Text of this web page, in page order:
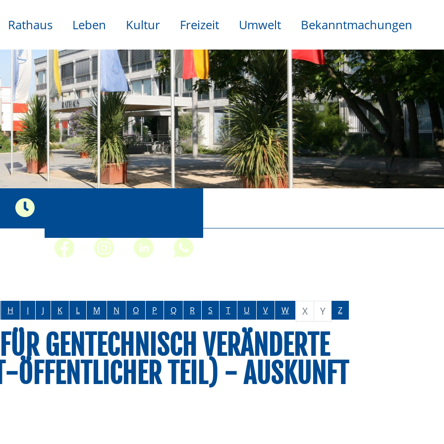
Rathaus Leben Kultur Freizeit Umwelt Bekanntmachungen
H I J K L M N O P Q R S T U V W X Y Z
GENTECHNISCH VERÄNDERTE
ÖFFENTLICHER TEIL) - AUSKUNFT